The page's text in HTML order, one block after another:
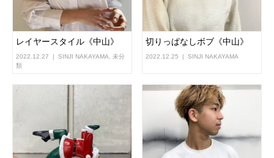
レイヤースタイル《中山》
2022.12.27 SINJI NAKAYAMA
未分
類
切りっぱなしボブ《中山》
2022.12.25 SINJI NAKAYAMA